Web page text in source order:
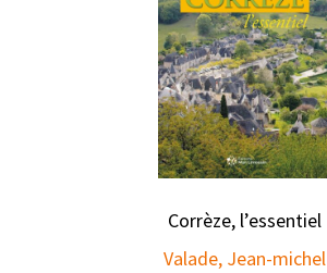
Corrèze, l’essentiel
Valade, Jean-michel